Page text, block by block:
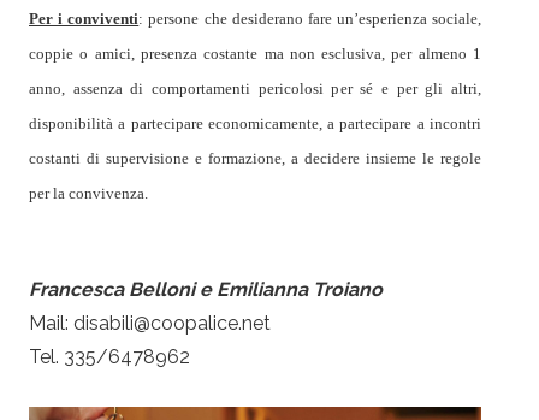
Per i conviventi: persone che desiderano fare un’esperienza sociale,
coppie o amici, presenza costante ma non esclusiva, per almeno 1
anno, assenza di comportamenti pericolosi per sé e per gli altri,
disponibilità a partecipare economicamente, a partecipare a incontri
costanti di supervisione e formazione, a decidere insieme le regole
per la convivenza.
Francesca Belloni e Emilianna Troiano
Mail: disabili@coopalice.net
Tel. 335/6478962